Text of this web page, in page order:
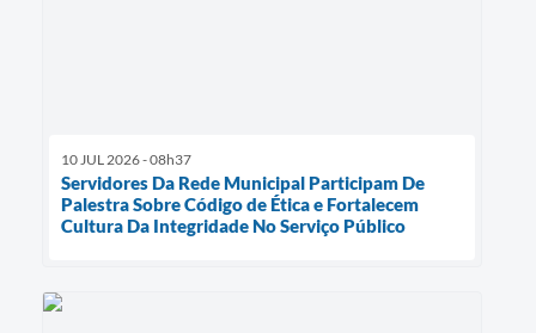
10 JUL 2026 - 08h37
Servidores Da Rede Municipal Participam De
Palestra Sobre Código de Ética e Fortalecem
Cultura Da Integridade No Serviço Público